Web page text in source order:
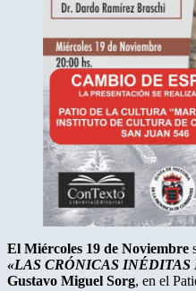
El Miércoles 19 de Noviembre
«LAS CRÓNICAS INÉDITAS
Gustavo Miguel Sorg, en el